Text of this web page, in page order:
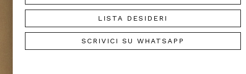
LISTA DESIDERI
SCRIVICI SU WHATSAPP